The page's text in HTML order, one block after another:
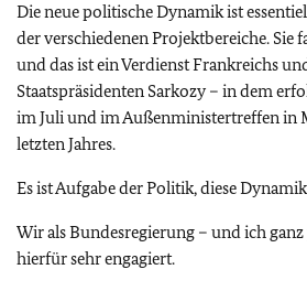
Die neue politische Dynamik ist
der verschiedenen Projektbereiche. Sie
und das ist ein Verdienst Frankreichs
Staatspräsidenten Sarkozy – in dem
im Juli und im Außenministertreffen in
letzten Jahres.
Es ist Aufgabe der Politik, diese
Wir als Bundesregierung – und ich
hierfür sehr engagiert.